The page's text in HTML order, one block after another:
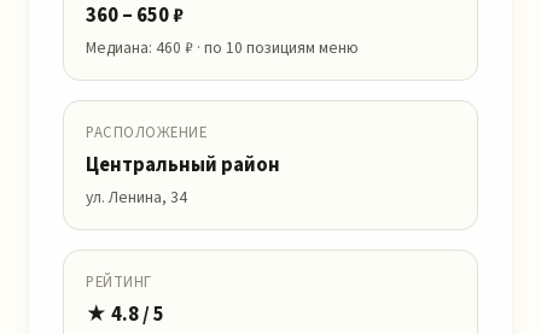
360 – 650 ₽
Медиана: 460 ₽ · по 10 позициям меню
РАСПОЛОЖЕНИЕ
Центральный район
ул. Ленина, 34
РЕЙТИНГ
★ 4.8 / 5